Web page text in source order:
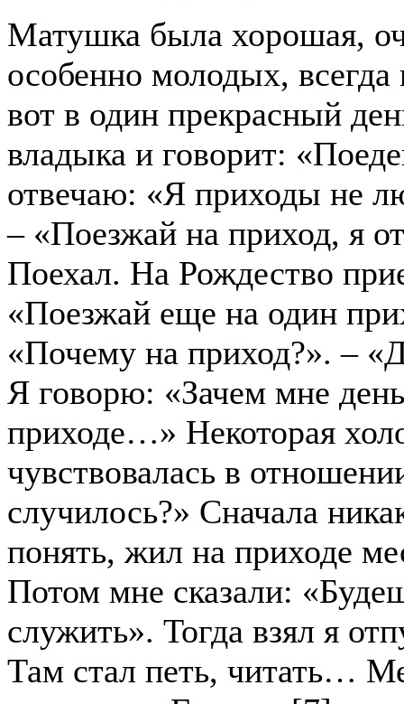
Матушка была хорошая,
особенно молодых,
вот в один прекрасный
владыка и говорит:
отвечаю: «Я приходы не
– «Поезжай на приход, я
Поехал. На Рождество
«Поезжай еще на один
«Почему на приход?». –
Я говорю: «Зачем мне
приходе…» Некоторая
чувствовалась в
случилось?» Сначала
понять, жил на приходе
Потом мне сказали:
служить». Тогда взял я
Там стал петь, читать…